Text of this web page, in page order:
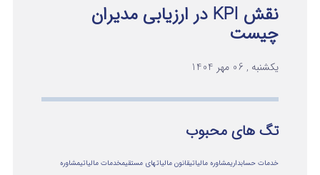
نقش KPI در ارزیابی مدیران
چیست
یکشنبه , 06 مهر 1404
تگ های محبوب
خدمات حسابداریمشاوره مالیاتیقانون مالیاتهای مستقیمخدمات مالیاتیمشاوره